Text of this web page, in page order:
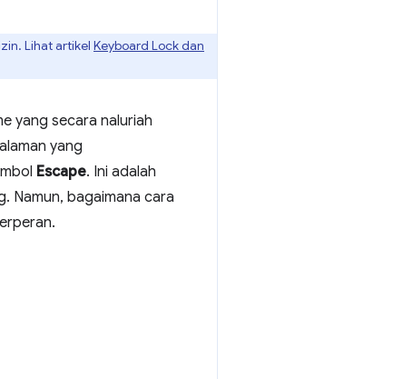
Lihat artikel Keyboard Lock dan
yang secara naluriah
yang
Escape. Ini adalah
Namun, bagaimana cara